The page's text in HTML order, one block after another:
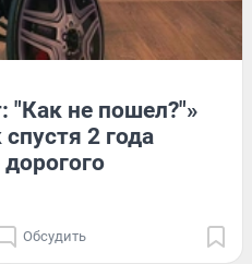
не пошел?"»
2 года
Обсудить